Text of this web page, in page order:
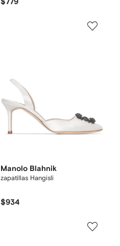
$779
Manolo Blahnik
zapatillas Hangisli
$934